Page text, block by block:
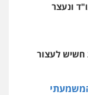
ונעצר
חשיש לעצור